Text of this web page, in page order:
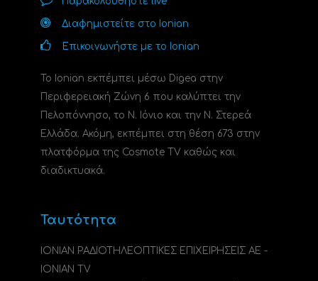
Διαφημιστείτε στο Ionian
Επικοινωνήστε με το Ionian
Το Ionian εκπέμπει μέσω Digea στην
Περιφερειακή Ζώνη 6 που καλύπτει την
Πελοπόννησο, το N. Ιόνιο και την Ν. Στερεά
Ελλάδα. Ακόμη, εκπέμπει στη θέση 673 στην
πλατφόρμα της Cosmote TV καθώς και
διαδικτυακά.
Ταυτότητα
ΙΟΝΙΑΝ ΡΑΔΙΟΤΗΛΕΟΠΤΙΚΕΣ ΕΠΙΧΕΙΡΗΣΕΙΣ ΑΕ -
IONIAN TV